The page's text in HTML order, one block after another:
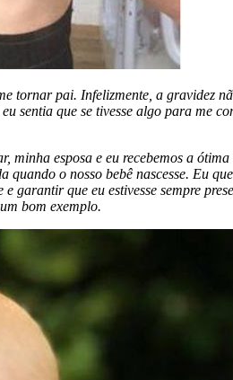
tornar pai. Infelizmente, a gravidez
sentia que se tivesse algo para me
minha esposa e eu recebemos a
o nosso bebê nascesse. Eu
que eu estivesse sempre
bom exemplo.